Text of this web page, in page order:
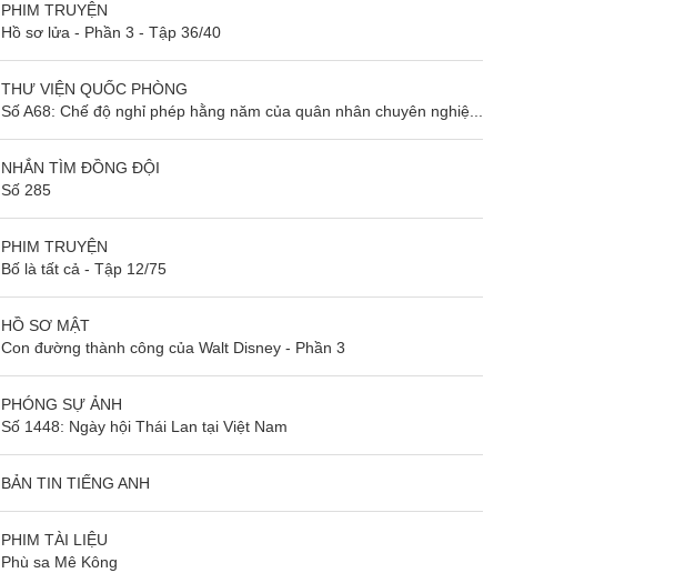
PHIM TRUYỆN
Hồ sơ lửa - Phần 3 - Tập 36/40
THƯ VIỆN QUỐC PHÒNG
Số A68: Chế độ nghỉ phép hằng năm của quân nhân chuyên nghiệ...
NHẮN TÌM ĐỒNG ĐỘI
Số 285
PHIM TRUYỆN
Bố là tất cả - Tập 12/75
HỒ SƠ MẬT
Con đường thành công của Walt Disney - Phần 3
PHÓNG SỰ ẢNH
Số 1448: Ngày hội Thái Lan tại Việt Nam
BẢN TIN TIẾNG ANH
PHIM TÀI LIỆU
Phù sa Mê Kông